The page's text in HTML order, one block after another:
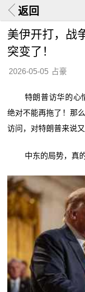
返回
美伊开打，战
突变了！
2026-05-05 占豪
特朗普访华的心
绝对不能再拖了！那
访问，对特朗普来说
中东的局势，真